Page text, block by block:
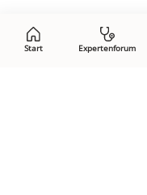
Start Expertenforum